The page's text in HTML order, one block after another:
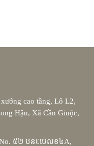
cao tầng, Lô L2,
Hậu, Xã Cần Giuộc,
No. ៥២ បនƐប់េលខ៤A,